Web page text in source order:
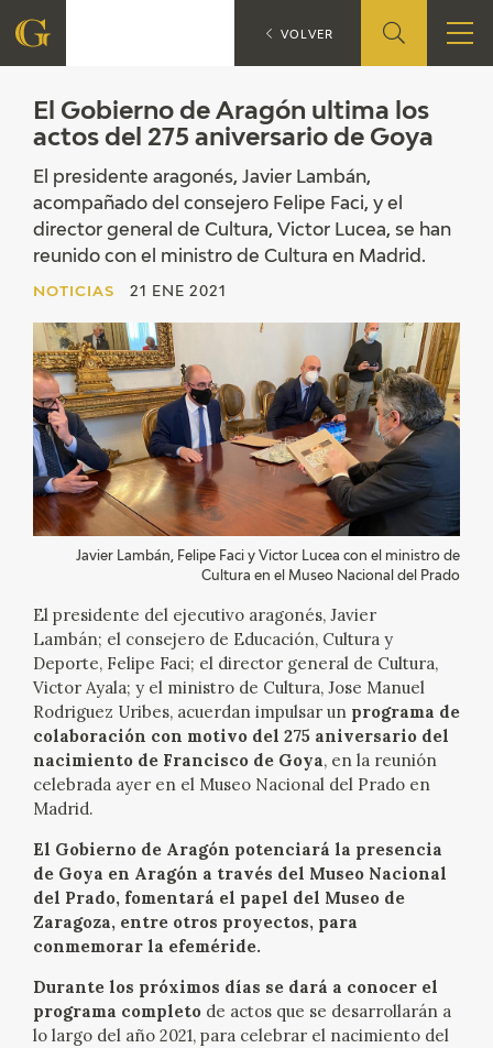
FUNDACIÓN
CENTRO DE INVESTIGACIÓN Y DOCUMENTACIÓN
SEDE
CONTACTO
PROGRAMACIÓN
EXPOSICIONES
ACTIVIDADES
ACTUALIDAD
SALA DE PRENSA
BLOG CUADERNO ITALIANO
FRANCISCO DE GOYA
BIOGRAFÍA
CATÁLOGO
El Gobierno de Aragón ultima los
actos del 275 aniversario de Goya
El presidente aragonés, Javier Lambán,
acompañado del consejero Felipe Faci, y el
director general de Cultura, Victor Lucea, se han
reunido con el ministro de Cultura en Madrid.
NOTICIAS 21 ENE 2021
Javier Lambán, Felipe Faci y Victor Lucea con el ministro de
Cultura en el Museo Nacional del Prado
El presidente del ejecutivo aragonés, Javier
Lambán; el consejero de Educación, Cultura y
Deporte, Felipe Faci; el director general de Cultura,
Victor Ayala; y el ministro de Cultura, Jose Manuel
Rodriguez Uribes, acuerdan impulsar un programa de
colaboración con motivo del 275 aniversario del
nacimiento de Francisco de Goya, en la reunión
celebrada ayer en el Museo Nacional del Prado en
Madrid.
El Gobierno de Aragón potenciará la presencia
de Goya en Aragón a través del Museo Nacional
del Prado, fomentará el papel del Museo de
Zaragoza, entre otros proyectos, para
conmemorar la efeméride.
Durante los próximos días se dará a conocer el
programa completo de actos que se desarrollarán a
lo largo del año 2021, para celebrar el nacimiento del
NOTICIAS El Gobierno de
VOLVER